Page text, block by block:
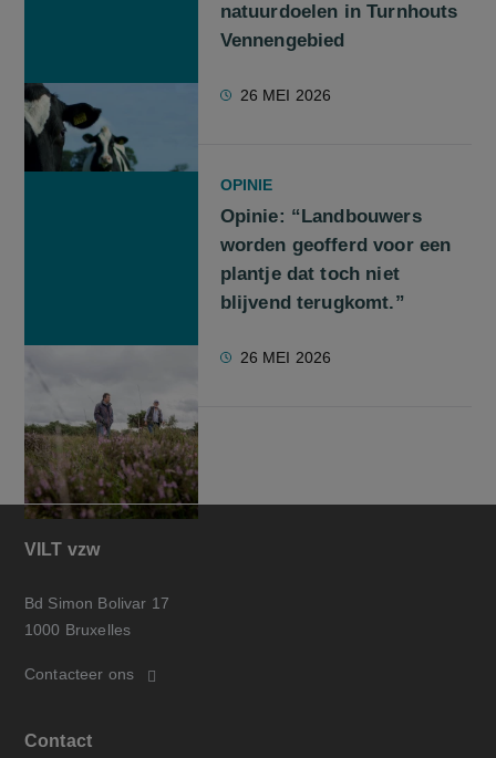
natuurdoelen in Turnhouts
Vennengebied
26 MEI 2026
OPINIE
Opinie: “Landbouwers
worden geofferd voor een
plantje dat toch niet
blijvend terugkomt.”
26 MEI 2026
VILT vzw
Bd Simon Bolivar 17
1000 Bruxelles
Contacteer ons
Contact